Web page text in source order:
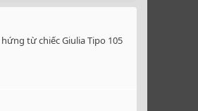
từ chiếc Giulia Tipo 105